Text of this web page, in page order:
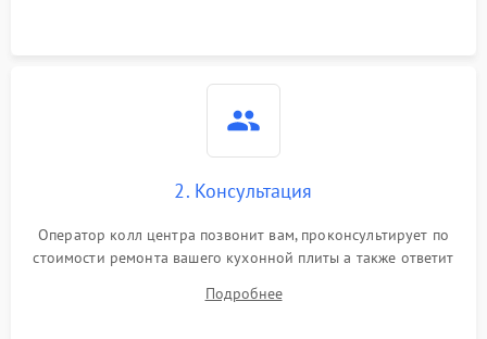
2. Консультация
Оператор колл центра позвонит вам, проконсультирует по
стоимости ремонта вашего кухонной плиты а также ответит
Подробнее